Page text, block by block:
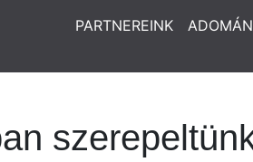
PARTNEREINK